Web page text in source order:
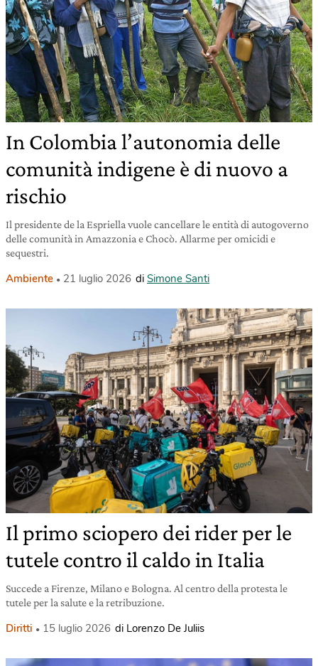
In Colombia l’autonomia delle
comunità indigene è di nuovo a
rischio
Il presidente de la Espriella vuole cancellare le entità di autogoverno
delle comunità in Amazzonia e Chocò. Allarme per omicidi e
sequestri.
Ambiente 21 luglio 2026 di Simone Santi
Il primo sciopero dei rider per le
tutele contro il caldo in Italia
Succede a Firenze, Milano e Bologna. Al centro della protesta le
tutele per la salute e la retribuzione.
Diritti 15 luglio 2026 di Lorenzo De Juliis